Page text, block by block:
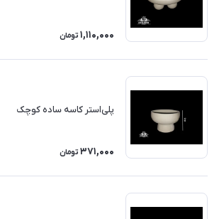
1,110,000 تومان
پلی‌استر کاسه ساده کوچک
371,000 تومان